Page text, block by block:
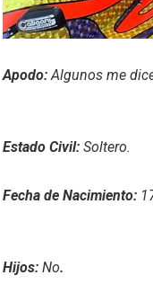
Apodo:Algunos me
Estado Civil: Soltero.
Fecha de Nacimiento:
Hijos: No.